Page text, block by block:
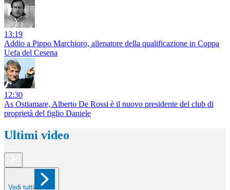
13:19
Addio a Pippo Marchioro, allenatore della qualificazione in Coppa
Uefa del Cesena
12:30
As Ostiamare, Alberto De Rossi è il nuovo presidente del club di
proprietà del figlio Daniele
Ultimi video
Vedi tutti